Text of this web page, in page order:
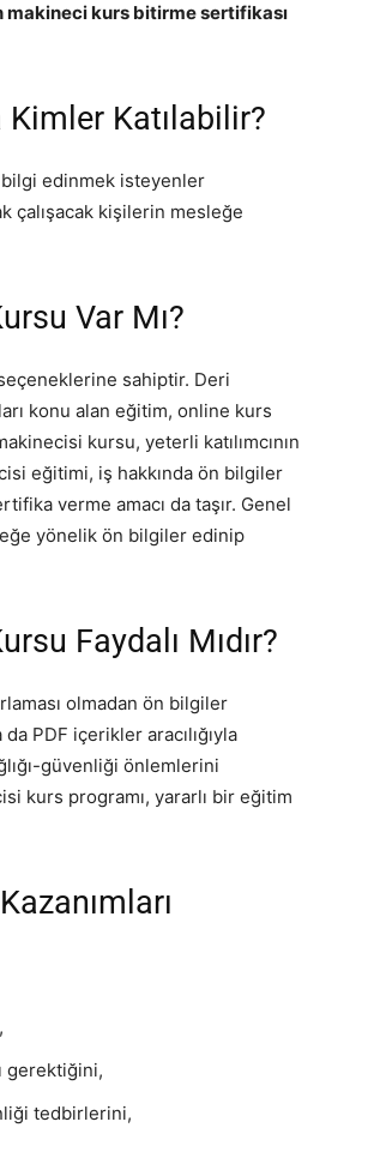
makineci kurs bitirme sertifikası
Katılabilir?
edinmek isteyenler
çalışacak kişilerin mesleğe
Var Mı?
sahiptir. Deri
konu alan eğitim, online kurs
kursu, yeterli katılımcının
eğitimi, iş hakkında ön bilgiler
verme amacı da taşır. Genel
yönelik ön bilgiler edinip
Faydalı Mıdır?
olmadan ön bilgiler
PDF içerikler aracılığıyla
güvenliği önlemlerini
kurs programı, yararlı bir eğitim
gerektiğini,
tedbirlerini,